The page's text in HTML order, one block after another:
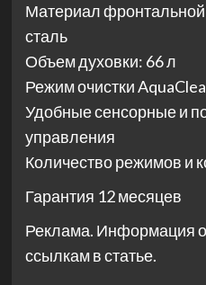
Материал
сталь
Объем духовки: 66 л
Режим очистки
Удобные сенсорные и
управления
Количество режимов и
Гарантия 12 месяцев
Реклама. Информация
ссылкам в статье.